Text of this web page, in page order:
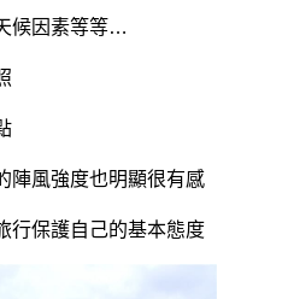
候因素等等…
陣風強度也明顯很有感
行保護自己的基本態度